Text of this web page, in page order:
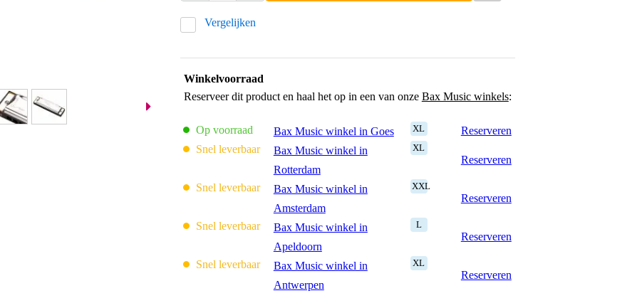
Vergelijken
Winkelvoorraad
Reserveer dit product en haal het op in een van onze Bax Music winkels:
Op voorraad Bax Music winkel in Goes XL
Reserveren
Snel leverbaar
Bax Music winkel in
Rotterdam
XL
Reserveren
Snel leverbaar
Bax Music winkel in
Amsterdam
XXL
Reserveren
Snel leverbaar
Bax Music winkel in
Apeldoorn
L
Reserveren
Snel leverbaar
Bax Music winkel in
Antwerpen
XL
Reserveren